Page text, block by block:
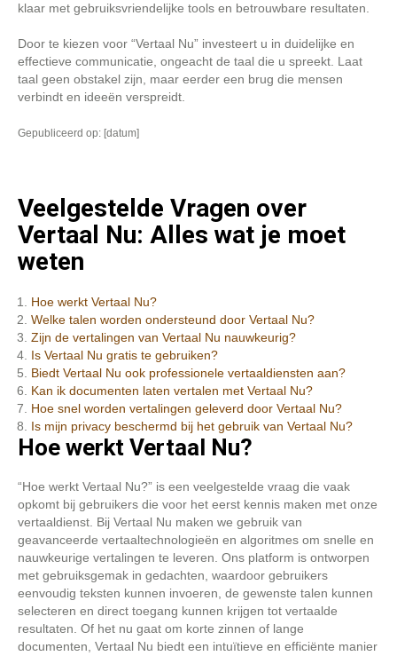
klaar met gebruiksvriendelijke tools en betrouwbare resultaten.
Door te kiezen voor “Vertaal Nu” investeert u in duidelijke en
effectieve communicatie, ongeacht de taal die u spreekt. Laat
taal geen obstakel zijn, maar eerder een brug die mensen
verbindt en ideeën verspreidt.
Gepubliceerd op: [datum]
Veelgestelde Vragen over
Vertaal Nu: Alles wat je moet
weten
Hoe werkt Vertaal Nu?
Welke talen worden ondersteund door Vertaal Nu?
Zijn de vertalingen van Vertaal Nu nauwkeurig?
Is Vertaal Nu gratis te gebruiken?
Biedt Vertaal Nu ook professionele vertaaldiensten aan?
Kan ik documenten laten vertalen met Vertaal Nu?
Hoe snel worden vertalingen geleverd door Vertaal Nu?
Is mijn privacy beschermd bij het gebruik van Vertaal Nu?
Hoe werkt Vertaal Nu?
“Hoe werkt Vertaal Nu?” is een veelgestelde vraag die vaak
opkomt bij gebruikers die voor het eerst kennis maken met onze
vertaaldienst. Bij Vertaal Nu maken we gebruik van
geavanceerde vertaaltechnologieën en algoritmes om snelle en
nauwkeurige vertalingen te leveren. Ons platform is ontworpen
met gebruiksgemak in gedachten, waardoor gebruikers
eenvoudig teksten kunnen invoeren, de gewenste talen kunnen
selecteren en direct toegang kunnen krijgen tot vertaalde
resultaten. Of het nu gaat om korte zinnen of lange
documenten, Vertaal Nu biedt een intuïtieve en efficiënte manier